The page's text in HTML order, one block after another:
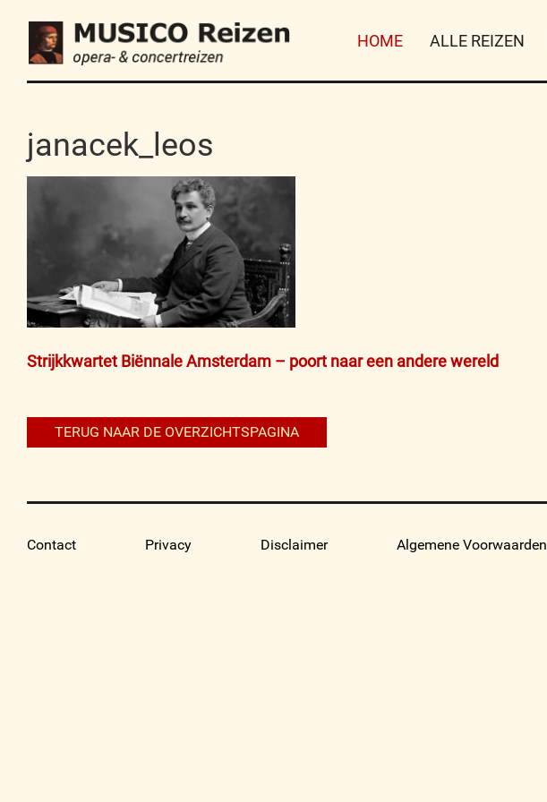
HOME ALLE REIZEN
janacek_leos
Bericht
Strijkkwartet Biënnale Amsterdam – poort naar een andere wereld
TERUG NAAR DE OVERZICHTSPAGINA
Contact Privacy Disclaimer Algemene Voorwaarden